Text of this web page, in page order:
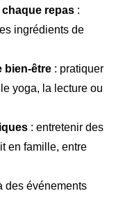
repas :
ingrédients de
bien-être : pratiquer
yoga, la lecture ou
: entretenir des
en famille, entre
des événements